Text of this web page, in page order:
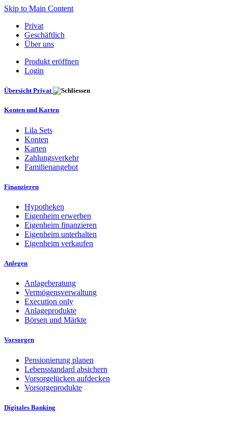
Skip to Main Content
Privat
Geschäftlich
Über uns
Produkt eröffnen
Login
Übersicht Privat
Konten und Karten
Lila Sets
Konten
Karten
Zahlungsverkehr
Familienangebot
Finanzieren
Hypotheken
Eigenheim erwerben
Eigenheim finanzieren
Eigenheim unterhalten
Eigenheim verkaufen
Anlegen
Anlageberatung
Vermögensverwaltung
Execution only
Anlageprodukte
Börsen und Märkte
Vorsorgen
Pensionierung planen
Lebensstandard absichern
Vorsorgelücken aufdecken
Vorsorgeprodukte
Digitales Banking